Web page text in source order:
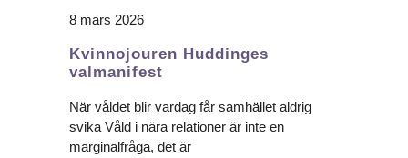
8 mars 2026
Kvinnojouren Huddinges
valmanifest
När våldet blir vardag får samhället aldrig
svika Våld i nära relationer är inte en
marginalfråga, det är